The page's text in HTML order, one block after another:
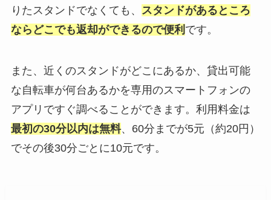
りたスタンドでなくても、
スタンドがあるところ
ならどこでも返却ができるので便利 です。
また、近くのスタンドがどこにあるか、貸出可能
な自転車が何台あるかを専用のスマートフォンの
アプリですぐ調べることができます。利用料金は
最初の30分以内は無料、60分までが5元（約20円）
でその後30分ごとに10元です。